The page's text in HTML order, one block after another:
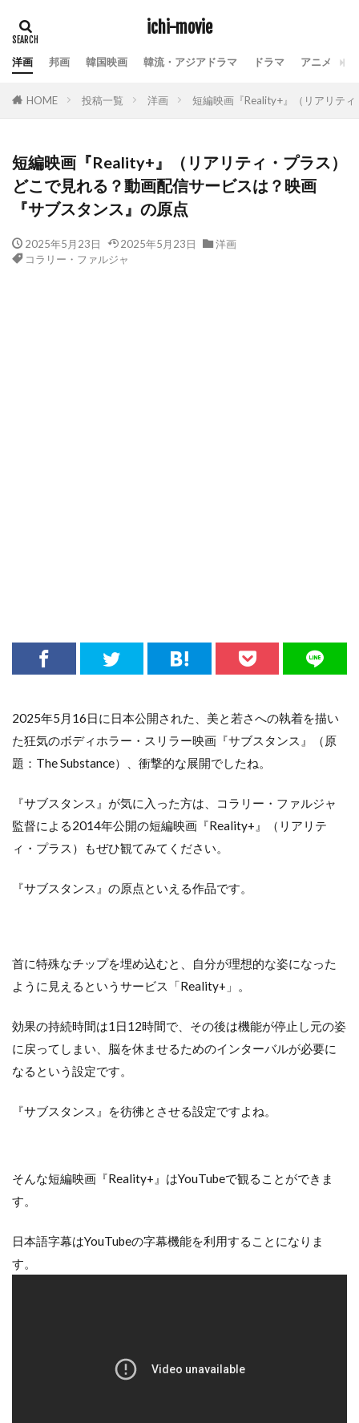
ichi-movie
洋画 邦画 韓国映画 韓流・アジアドラマ ドラマ アニメ
HOME 投稿一覧 洋画 短編映画『Reality+』（リアリテ
短編映画『Reality+』（リアリティ・プラス）
どこで見れる？動画配信サービスは？映画
『サブスタンス』の原点
2025年5月23日 2025年5月23日
洋画
コラリー・ファルジャ
2025年5月16日に日本公開された、美と若さへの執着を描い
た狂気のボディホラー・スリラー映画『サブスタンス』（原
題：The Substance）、衝撃的な展開でしたね。
『サブスタンス』が気に入った方は、コラリー・ファルジャ
監督による2014年公開の短編映画『Reality+』（リアリテ
ィ・プラス）もぜひ観てみてください。
『サブスタンス』の原点といえる作品です。
首に特殊なチップを埋め込むと、自分が理想的な姿になった
ように見えるというサービス「Reality+」。
効果の持続時間は1日12時間で、その後は機能が停止し元の姿
に戻ってしまい、脳を休ませるためのインターバルが必要に
なるという設定です。
『サブスタンス』を彷彿とさせる設定ですよね。
そんな短編映画『Reality+』はYouTubeで観ることができま
す。
日本語字幕はYouTubeの字幕機能を利用することになりま
す。